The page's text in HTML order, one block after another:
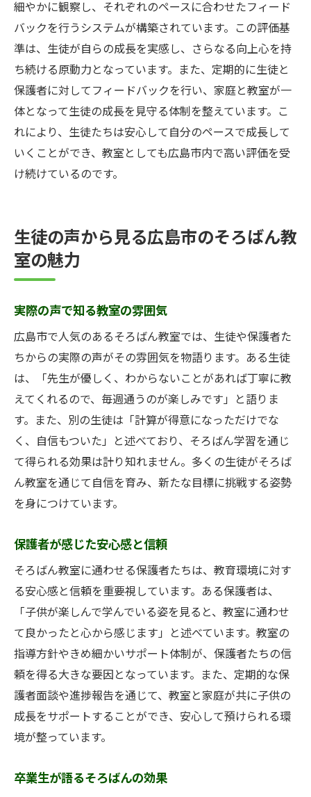
細やかに観察し、それぞれのペースに合わせたフィード
バックを行うシステムが構築されています。この評価基
準は、生徒が自らの成長を実感し、さらなる向上心を持
ち続ける原動力となっています。また、定期的に生徒と
保護者に対してフィードバックを行い、家庭と教室が一
体となって生徒の成長を見守る体制を整えています。こ
れにより、生徒たちは安心して自分のペースで成長して
いくことができ、教室としても広島市内で高い評価を受
け続けているのです。
生徒の声から見る広島市のそろばん教
室の魅力
実際の声で知る教室の雰囲気
広島市で人気のあるそろばん教室では、生徒や保護者た
ちからの実際の声がその雰囲気を物語ります。ある生徒
は、「先生が優しく、わからないことがあれば丁寧に教
えてくれるので、毎週通うのが楽しみです」と語りま
す。また、別の生徒は「計算が得意になっただけでな
く、自信もついた」と述べており、そろばん学習を通じ
て得られる効果は計り知れません。多くの生徒がそろば
ん教室を通じて自信を育み、新たな目標に挑戦する姿勢
を身につけています。
保護者が感じた安心感と信頼
そろばん教室に通わせる保護者たちは、教育環境に対す
る安心感と信頼を重要視しています。ある保護者は、
「子供が楽しんで学んでいる姿を見ると、教室に通わせ
て良かったと心から感じます」と述べています。教室の
指導方針やきめ細かいサポート体制が、保護者たちの信
頼を得る大きな要因となっています。また、定期的な保
護者面談や進捗報告を通じて、教室と家庭が共に子供の
成長をサポートすることができ、安心して預けられる環
境が整っています。
卒業生が語るそろばんの効果